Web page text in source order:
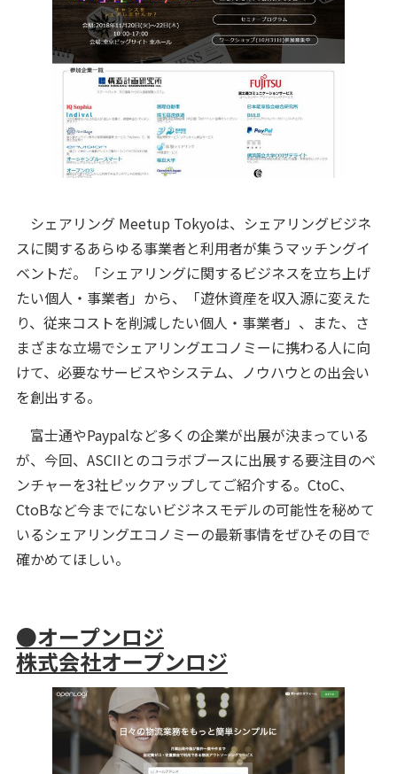
シェアリング Meetup Tokyoは、シェアリングビジネ
スに関するあらゆる事業者と利用者が集うマッチングイ
ベントだ。「シェアリングに関するビジネスを立ち上げ
たい個人・事業者」から、「遊休資産を収入源に変えた
り、従来コストを削減したい個人・事業者」、また、さ
まざまな立場でシェアリングエコノミーに携わる人に向
けて、必要なサービスやシステム、ノウハウとの出会い
を創出する。
富士通やPaypalなど多くの企業が出展が決まっている
が、今回、ASCIIとのコラボブースに出展する要注目のベ
ンチャーを3社ピックアップしてご紹介する。CtoC、
CtoBなど今までにないビジネスモデルの可能性を秘めて
いるシェアリングエコノミーの最新事情をぜひその目で
確かめてほしい。
●オープンロジ
株式会社オープンロジ